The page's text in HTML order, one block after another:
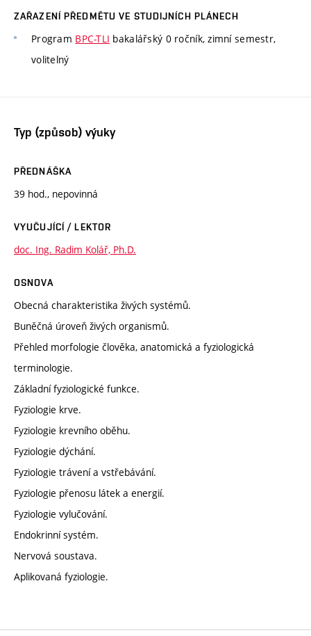
ZAŘAZENÍ PŘEDMĚTU VE STUDIJNÍCH PLÁNECH
Program BPC-TLI bakalářský 0 ročník, zimní semestr,
volitelný
Typ (způsob) výuky
PŘEDNÁŠKA
39 hod., nepovinná
VYUČUJÍCÍ / LEKTOR
doc. Ing. Radim Kolář, Ph.D.
OSNOVA
Obecná charakteristika živých systémů.
Buněčná úroveň živých organismů.
Přehled morfologie člověka, anatomická a fyziologická
terminologie.
Základní fyziologické funkce.
Fyziologie krve.
Fyziologie krevního oběhu.
Fyziologie dýchání.
Fyziologie trávení a vstřebávání.
Fyziologie přenosu látek a energií.
Fyziologie vylučování.
Endokrinní systém.
Nervová soustava.
Aplikovaná fyziologie.